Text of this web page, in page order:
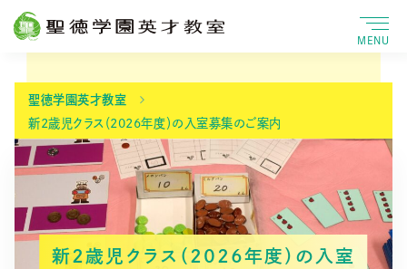
MENU
聖徳学園英才教室
新2歳児クラス（2026年度）の入室募集のご案内
新2歳児クラス（2026年度）の入室